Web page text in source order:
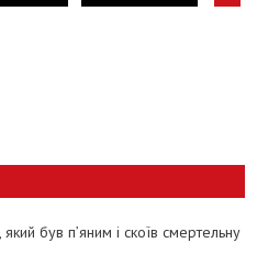
був п’яним і скоїв смертельну